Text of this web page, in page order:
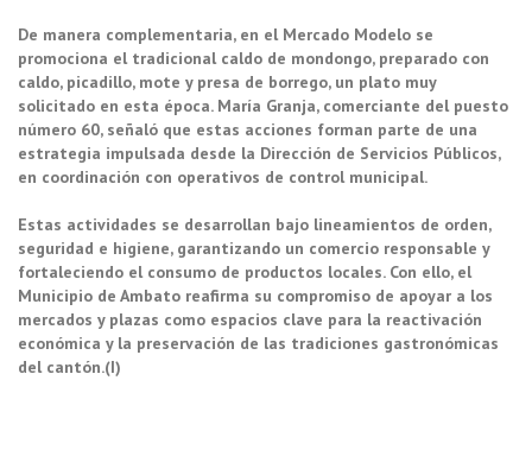
De manera complementaria, en el Mercado Modelo se
promociona el tradicional caldo de mondongo, preparado con
caldo, picadillo, mote y presa de borrego, un plato muy
solicitado en esta época. María Granja, comerciante del puesto
número 60, señaló que estas acciones forman parte de una
estrategia impulsada desde la Dirección de Servicios Públicos,
en coordinación con operativos de control municipal.
Estas actividades se desarrollan bajo lineamientos de orden,
seguridad e higiene, garantizando un comercio responsable y
fortaleciendo el consumo de productos locales. Con ello, el
Municipio de Ambato reafirma su compromiso de apoyar a los
mercados y plazas como espacios clave para la reactivación
económica y la preservación de las tradiciones gastronómicas
del cantón.(I)